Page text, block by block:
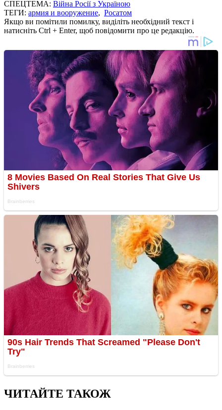
СПЕЦТЕМА: Війна Росії з Україною
ТЕГИ: армия и вооружение, Росатом
Якщо ви помітили помилку, виділіть необхідний текст і
натисніть Ctrl + Enter, щоб повідомити про це редакцію.
ЧИТАЙТЕ ТАКОЖ